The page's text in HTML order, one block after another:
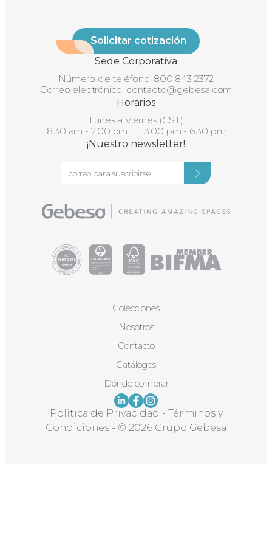
Solicitar cotización
Sede Corporativa
Número de teléfono: 800 843 2372
Correo electrónico: contacto@gebesa.com
Horarios
Lunes a Viernes (CST)
8:30 am - 2:00 pm 3:00 pm - 6:30 pm
¡Nuestro newsletter!
Colecciones
Nosotros
Contacto
Catálogos
Dónde comprar
Política de Privacidad - Términos y
Condiciones - © 2026 Grupo Gebesa